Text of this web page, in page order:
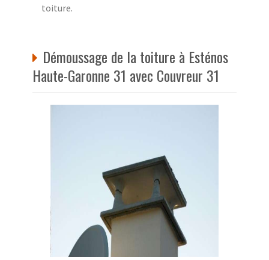
toiture.
Démoussage de la toiture à Esténos
Haute-Garonne 31 avec Couvreur 31